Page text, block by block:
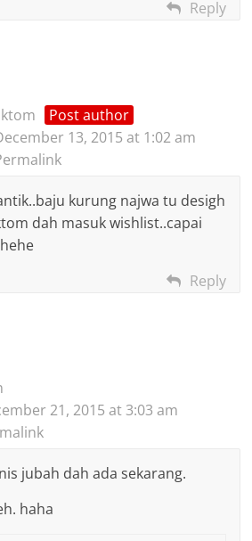
Reply
Post author
13, 2015 at 1:02 am
kurung najwa tu desigh
dah masuk wishlist..capai
Reply
21, 2015 at 3:03 am
jubah dah ada sekarang.
haha